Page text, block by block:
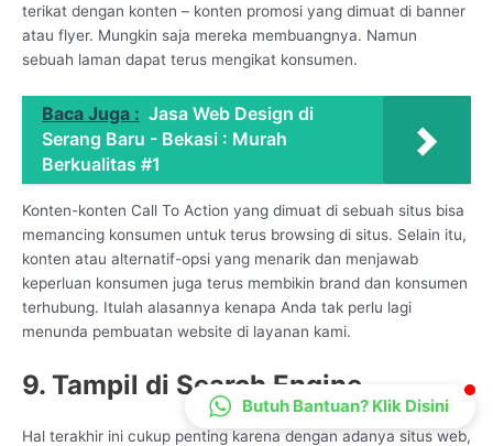
terikat dengan konten – konten promosi yang dimuat di banner
atau flyer. Mungkin saja mereka membuangnya. Namun
sebuah laman dapat terus mengikat konsumen.
Baca Juga : Jasa Web Design di
Serang Baru - Bekasi : Murah
Berkualitas #1
Konten-konten Call To Action yang dimuat di sebuah situs bisa
memancing konsumen untuk terus browsing di situs. Selain itu,
konten atau alternatif-opsi yang menarik dan menjawab
keperluan konsumen juga terus membikin brand dan konsumen
terhubung. Itulah alasannya kenapa Anda tak perlu lagi
menunda pembuatan website di layanan kami.
9. Tampil di Search Engine
Hal terakhir ini cukup penting karena dengan adanya situs web,
Butuh Bantuan? Klik Disini